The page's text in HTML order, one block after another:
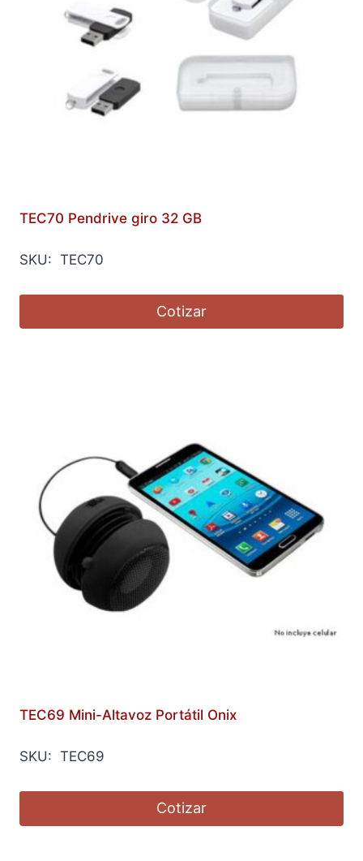
TEC70 Pendrive giro 32 GB
SKU: TEC70
Cotizar
TEC69 Mini-Altavoz Portátil Onix
SKU: TEC69
Cotizar